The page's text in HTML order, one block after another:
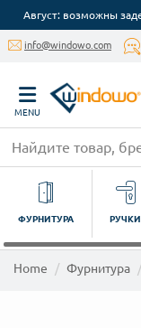
Август: возможны
info@windowo.com
MENU
ФУРНИТУРА РУЧКИ
Home Фурнитура